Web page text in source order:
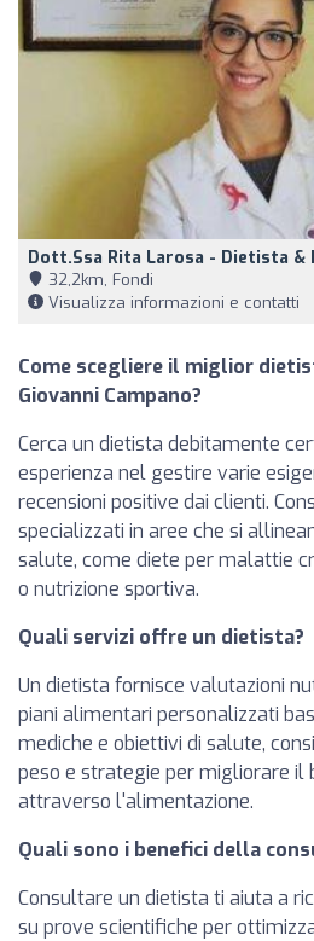
Dott.ssa Rita Larosa - Dietista
32,2km, Fondi
Visualizza informazioni e contatti
Come scegliere il miglior
Giovanni Campano?
Cerca un dietista debitamente
esperienza nel gestire varie
recensioni positive dai clienti.
specializzati in aree che si
salute, come diete per malattie
o nutrizione sportiva.
Quali servizi offre un dietista?
Un dietista fornisce valutazioni
piani alimentari personalizzati
mediche e obiettivi di salute,
peso e strategie per migliorare il
attraverso l'alimentazione.
Quali sono i benefici della
Consultare un dietista ti aiuta a
su prove scientifiche per